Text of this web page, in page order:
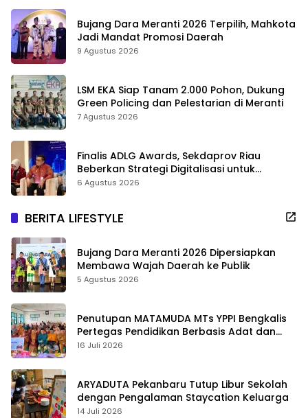
Bujang Dara Meranti 2026 Terpilih, Mahkota
Jadi Mandat Promosi Daerah
9 Agustus 2026
LSM EKA Siap Tanam 2.000 Pohon, Dukung
Green Policing dan Pelestarian di Meranti
7 Agustus 2026
Finalis ADLG Awards, Sekdaprov Riau
Beberkan Strategi Digitalisasi untuk
Tingkatkan Layanan Publik
6 Agustus 2026
BERITA LIFESTYLE
Bujang Dara Meranti 2026 Dipersiapkan
Membawa Wajah Daerah ke Publik
5 Agustus 2026
Penutupan MATAMUDA MTs YPPI Bengkalis
Pertegas Pendidikan Berbasis Adat dan
Karakter
16 Juli 2026
ARYADUTA Pekanbaru Tutup Libur Sekolah
dengan Pengalaman Staycation Keluarga
14 Juli 2026